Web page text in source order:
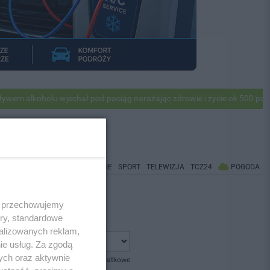
alkoholu wjechał pod pociąg narażając zdrowie i życie ok 500
CO BĘDZIE SPORT TELEWIZJA TCZ24 POGODA
pokaż opcje dodatkowe
standardowe
reklam,
usług. Za zgodą
oraz aktywnie